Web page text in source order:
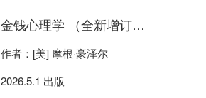
金钱心理学 （全新增订版）
作者：[美] 摩根·豪泽尔
2026.5.1 出版